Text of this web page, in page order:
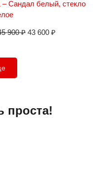
– Сандал белый, стекло
900₽ 43 600 ₽
проста!